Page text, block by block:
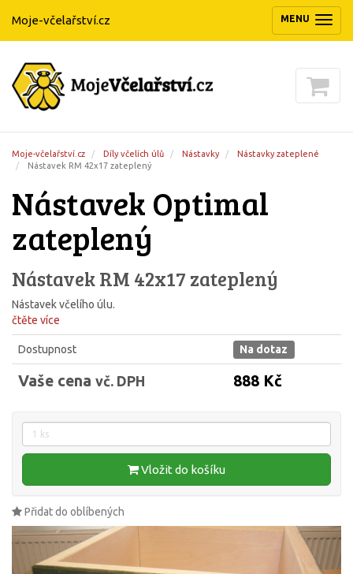
Moje-včelařství.cz Díly včelích úlů Nástavky
Nástavky zateplené
Nástavek RM 42x17 zateplený
Nástavek Optimal
zateplený
Nástavek RM 42x17 zateplený
Nástavek včelího úlu.
čtěte více
Dostupnost Na dotaz
Vaše cena vč. DPH 888 Kč
Vložit do košíku
Přidat do oblíbených
MENU
Moje-včelařství.cz